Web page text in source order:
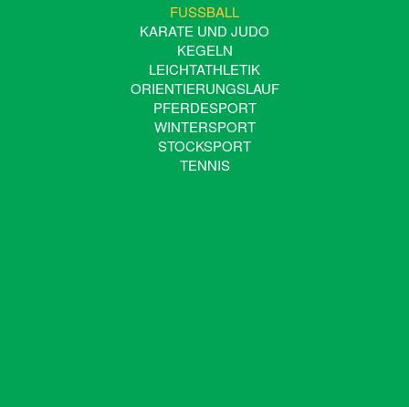
FUSSBALL
KARATE UND JUDO
KEGELN
LEICHTATHLETIK
ORIENTIERUNGSLAUF
PFERDESPORT
WINTERSPORT
STOCKSPORT
TENNIS